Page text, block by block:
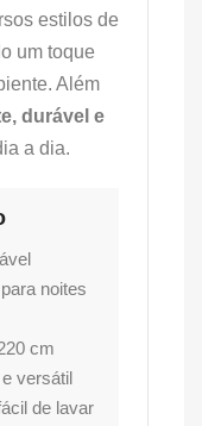
estilos de
um toque
Além
durável e
a dia.
noites
cm
versátil
de lavar